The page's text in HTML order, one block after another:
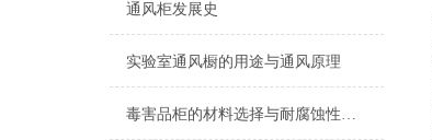
通风柜发展史
实验室通风橱的用途与通风原理
毒害品柜的材料选择与耐腐蚀性能说明